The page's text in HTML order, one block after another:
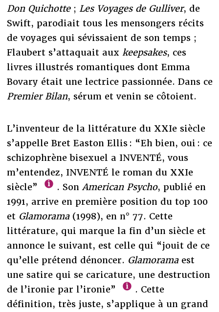
Don Quichotte; Les Voyages de Gulliver, de
Swift, parodiait tous les mensongers récits
de voyages qui sévissaient de son temps ;
Flaubert s’attaquait aux keepsakes, ces
livres illustrés romantiques dont Emma
Bovary était une lectrice passionnée. Dans ce
Premier Bilan, sérum et venin se côtoient.
L’inventeur de la littérature du XXIe siècle
s’appelle Bret Easton Ellis : “Eh bien, oui : ce
schizophrène bisexuel a INVENTÉ, vous
m’entendez, INVENTÉ le roman du XXIe
siècle”
. Son American Psycho, publié en
1991, arrive en première position du top 100
et Glamorama(1998), en n° 77. Cette
littérature, qui marque la fin d’un siècle et
annonce le suivant, est celle qui “jouit de ce
qu’elle prétend dénoncer. Glamoramaest
une satire qui se caricature, une destruction
de l’ironie par l’ironie”
. Cette
définition, très juste, s’applique à un grand